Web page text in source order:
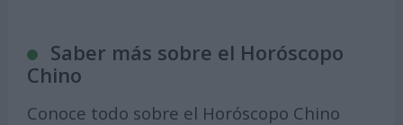
Saber más sobre el Horóscopo
Chino
Conoce todo sobre el Horóscopo Chino